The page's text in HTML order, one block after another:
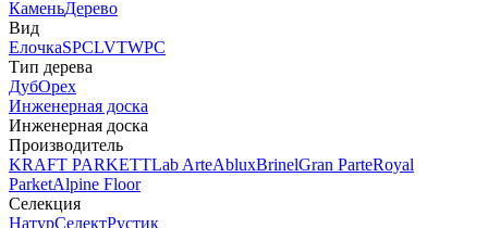
КаменьДерево
Вид
ЕлочкаSPCLVTWPC
Тип дерева
ДубОрех
Инженерная доска
Инженерная доска
Производитель
KRAFT PARKETTLab ArteAbluxBrinelGran ParteRoyal
ParketAlpine Floor
Селекция
НатурСелектРустик